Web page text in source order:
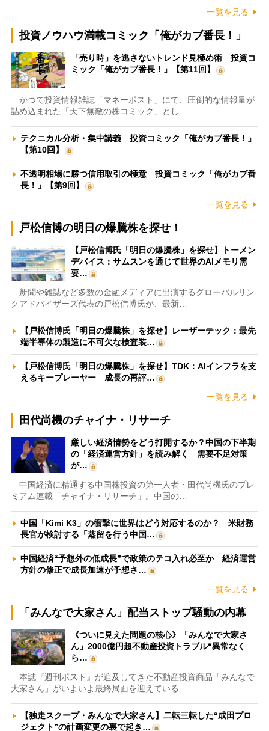
一覧を見る
投資ノウハウ満載コミック「俺がカブ番長！」
「売り時」を逃さないトレンド見極め術 投資コ
ミック「俺がカブ番長！」【第11回】
かつて投資情報雑誌「マネーポスト」にて、圧倒的な情報量が
詰め込まれた「天下無敵の株コミック」とし…
テクニカル分析・集中講義 投資コミック「俺がカブ番長！」
【第10回】
不透明相場に勝つ信用取引の極意 投資コミック「俺がカブ番
長！」【第9回】
一覧を見る
戸松信博の明日の爆騰株を探せ！
【戸松信博氏「明日の爆騰株」を探せ】トーメン
デバイス：サムスンを通じて世界のAIメモリ需
要…
新聞や雑誌など多数の金融メディアに出演するグローバルリン
クアドバイザーズ代表の戸松信博氏が、最新…
【戸松信博氏「明日の爆騰株」を探せ】レーザーテック：最先
端半導体の製造に不可欠な検査装…
【戸松信博氏「明日の爆騰株」を探せ】TDK：AIインフラを支
えるキープレーヤー 成長の再評…
一覧を見る
田代尚機のチャイナ・リサーチ
厳しい経済情勢をどう打開するか？中国の下半期
の「経済運営方針」を読み解く 需要不足対策
が…
中国経済に精通する中国株投資の第一人者・田代尚機氏のプレ
ミアム連載「チャイナ・リサーチ」。中国の…
中国「Kimi K3」の衝撃に世界はどう対応するのか？ 米財務
長官が検討する「蒸留を行う中国…
中国経済“予想外の低成長”で政策のテコ入れ必至か 経済運営
方針の修正で成長加速が予想さ…
一覧を見る
「みんなで大家さん」配当ストップ騒動の内幕
《ついに見えた問題の核心》「みんなで大家さ
ん」2000億円超不動産投資トラブル“異常なく
ら…
本誌『週刊ポスト』が追及してきた不動産投資商品「みんなで
大家さん」がいよいよ最終局面を迎えている…
【独走スクープ・みんなで大家さん】二転三転した“成田プロ
ジェクト”の計画変更の裏で起き…